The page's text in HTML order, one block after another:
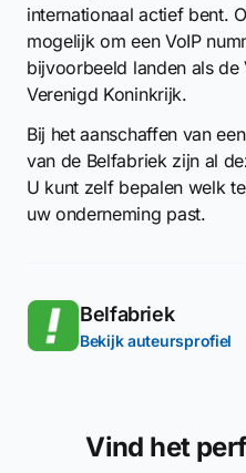
internationaal actief bent.
mogelijk om een VoIP
bijvoorbeeld landen als de
Verenigd Koninkrijk.
Bij het aanschaffen van
van de Belfabriek zijn al
U kunt zelf bepalen welk
uw onderneming past.
Belfabriek
Bekijk auteursprofiel
Vind het